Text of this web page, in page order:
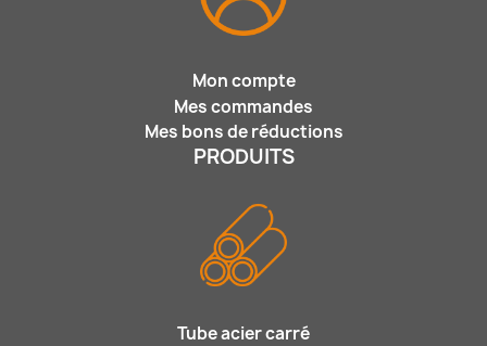
Mon compte
Mes commandes
Mes bons de réductions
PRODUITS
Tube acier carré